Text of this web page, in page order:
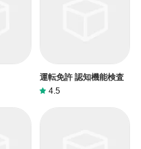
運転免許 認知機能検査
4.5